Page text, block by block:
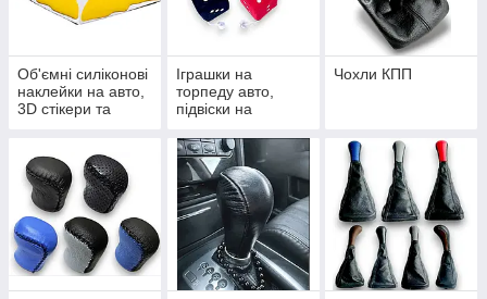
Об'ємні силіконові
наклейки на авто,
3D стікери та
Іграшки на
торпеду авто,
підвіски на
сувеніри
Чохли КПП